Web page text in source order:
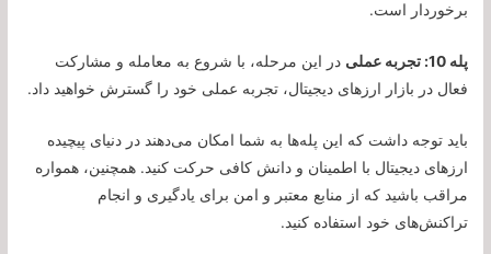
برخوردار است.
پله 10: تجربه عملی
در این مرحله، با شروع به معامله و مشارکت
فعال در بازار ارزهای دیجیتال، تجربه عملی خود را گسترش خواهید داد.
باید توجه داشت که این پله‌ها به شما امکان می‌دهند در دنیای پیچیده
ارزهای دیجیتال با اطمینان و دانش کافی حرکت کنید. همچنین، همواره
مراقب باشید که از منابع معتبر و امن برای یادگیری و انجام
تراکنش‌های خود استفاده کنید.